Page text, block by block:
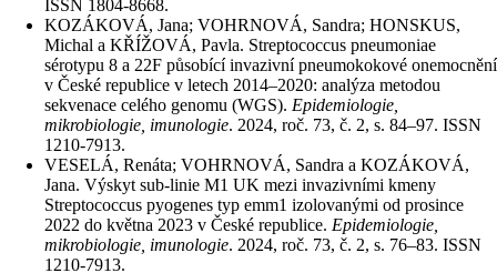
ISSN 1804-8668.
KOZÁKOVÁ, Jana; VOHRNOVÁ, Sandra; HONSKUS,
Michal a KŘÍŽOVÁ, Pavla. Streptococcus pneumoniae
sérotypu 8 a 22F působící invazivní pneumokokové onemocnění
v České republice v letech 2014–2020: analýza metodou
sekvenace celého genomu (WGS). Epidemiologie,
mikrobiologie, imunologie. 2024, roč. 73, č. 2, s. 84–97. ISSN
1210-7913.
VESELÁ, Renáta; VOHRNOVÁ, Sandra a KOZÁKOVÁ,
Jana. Výskyt sub-linie M1 UK mezi invazivními kmeny
Streptococcus pyogenes typ emm1 izolovanými od prosince
2022 do května 2023 v České republice. Epidemiologie,
mikrobiologie, imunologie. 2024, roč. 73, č. 2, s. 76–83. ISSN
1210-7913.